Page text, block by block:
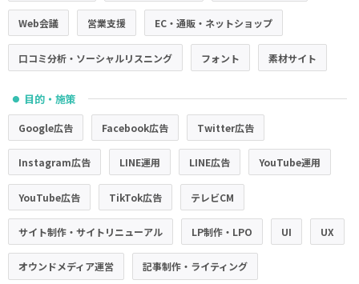
Web会議 営業支援 EC・通販・ネットショップ
口コミ分析・ソーシャルリスニング フォント 素材サイト
● 目的・施策
Google広告 Facebook広告 Twitter広告
Instagram広告 LINE運用 LINE広告 YouTube運用
YouTube広告 TikTok広告 テレビCM
サイト制作・サイトリニューアル LP制作・LPO UI UX
オウンドメディア運営 記事制作・ライティング